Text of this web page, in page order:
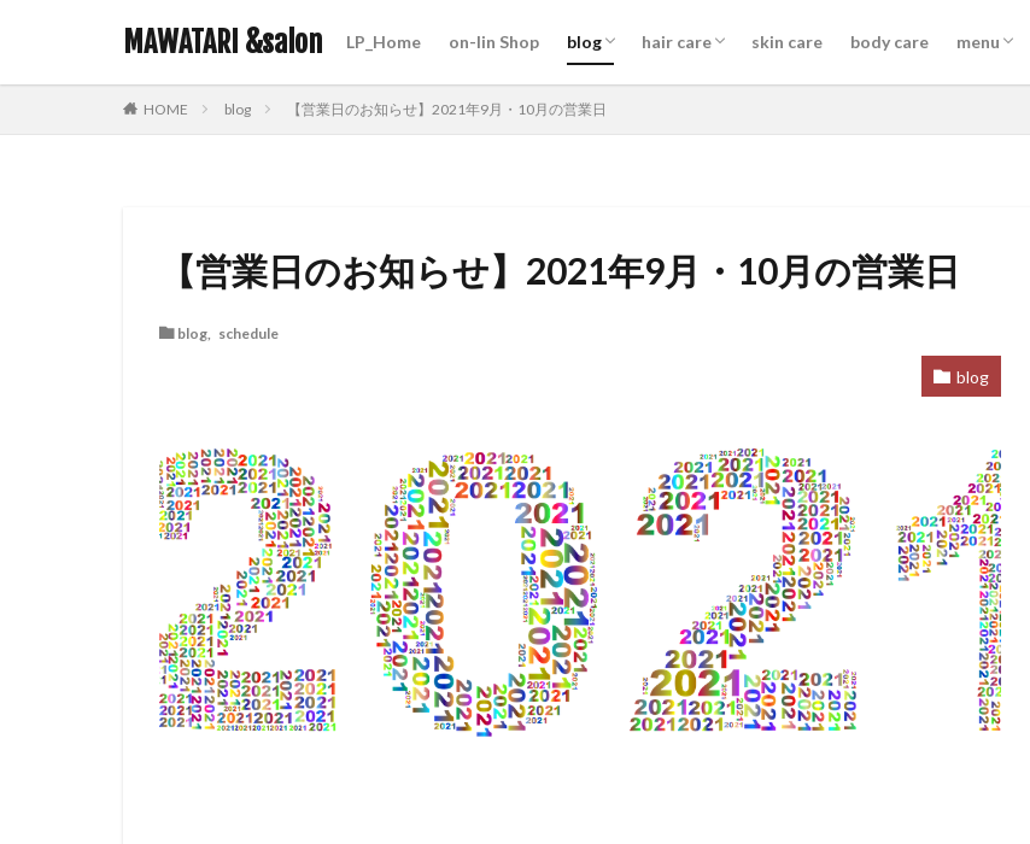
MAWATARI &salon LP_Home on-lin Shop blog
information
schedule
skill
hair care
shampoo
treatment
out bath treatment
beauty tools
skin care body care menu
cut
color
perm
straight
HOME blog 【営業日のお知らせ】2021年9月・10月の営業日
【営業日のお知らせ】2021年9月・10月の営業日
blog, schedule
blog
カテゴリー
iNOA お客様お勧め お客様コラボ アニメ アプリエカラー
ルビオナカラー
検索